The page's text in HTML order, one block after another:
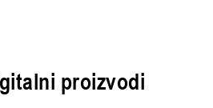
proizvodi